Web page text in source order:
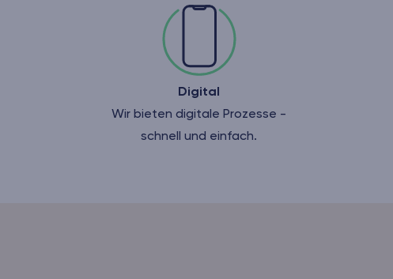
Digital
Wir bieten digitale Prozesse -
schnell und einfach.